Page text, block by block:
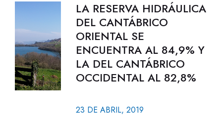
LA RESERVA HIDRÁULICA
DEL CANTÁBRICO
ORIENTAL SE
ENCUENTRA AL 84,9% Y
LA DEL CANTÁBRICO
OCCIDENTAL AL 82,8%
23 DE ABRIL, 2019